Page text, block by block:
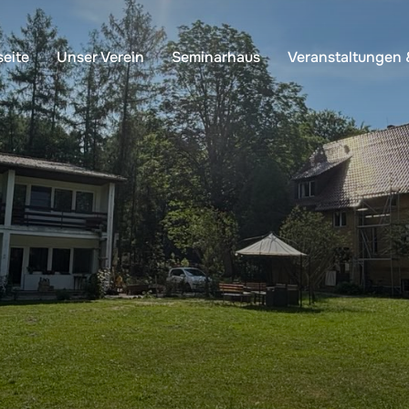
Unser Verein Seminarhaus Veranstaltungen